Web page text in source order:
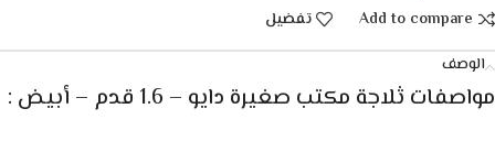
Add to compare
تفضيل
الوصف
مواصفات ثلاجة مكتب صغيرة دايو – 1.6 قدم – أبيض :